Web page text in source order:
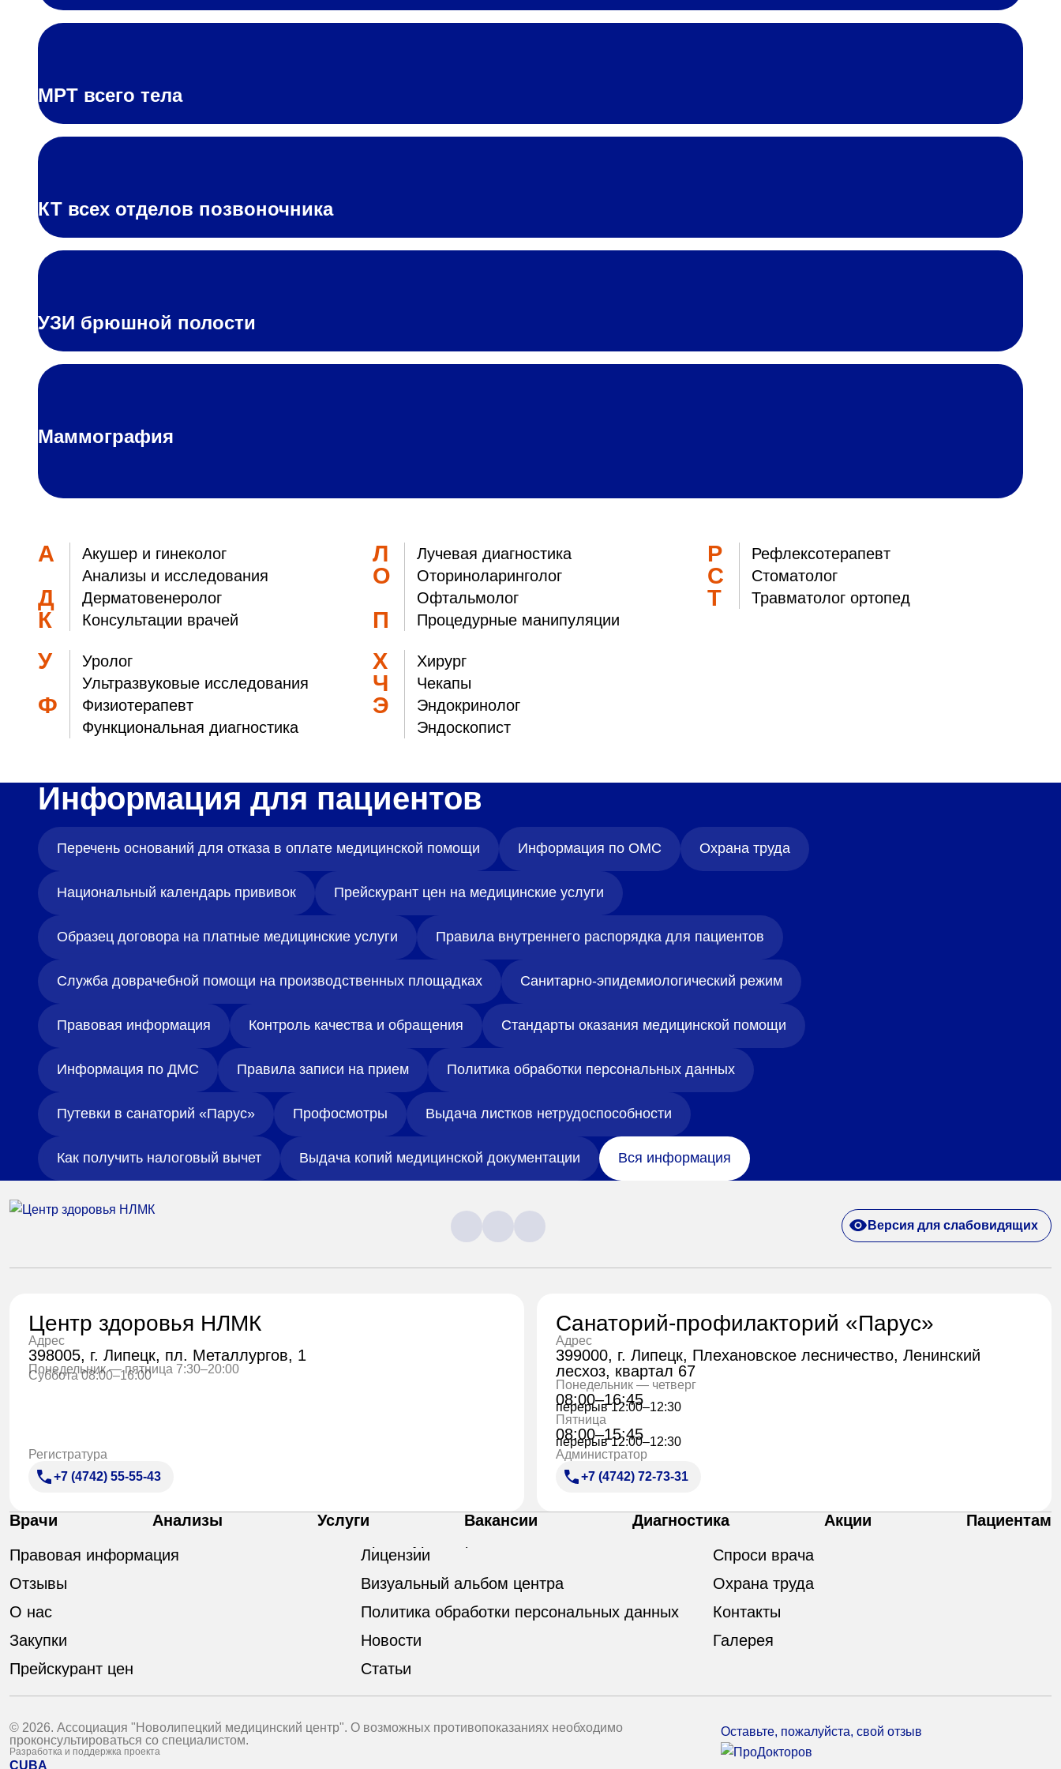
МРТ всего тела
КТ всех отделов позвоночника
УЗИ брюшной полости
Маммография
Маммография - рентгенологический метод диагностики считается одним из наиболее информативных и
А
Акушер и гинеколог
Анализы и исследования
Д Дерматовенеролог
К Консультации врачей
Л Лучевая диагностика
О
Оториноларинголог
Офтальмолог
П Процедурные манипуляции
Р Рефлексотерапевт
С Стоматолог
Т Травматолог ортопед
У
Уролог
Ультразвуковые исследования
Ф
Физиотерапевт
Функциональная диагностика
Х Хирург
Ч Чекапы
Э
Эндокринолог
Эндоскопист
Информация для пациентов
Перечень оснований для отказа в оплате медицинской помощи Информация по ОМС Охрана труда
Национальный календарь прививок Прейскурант цен на медицинские услуги
Образец договора на платные медицинские услуги Правила внутреннего распорядка для пациентов
Служба доврачебной помощи на производственных площадках Санитарно-эпидемиологический режим
Правовая информация Контроль качества и обращения Стандарты оказания медицинской помощи
Информация по ДМС Правила записи на прием Политика обработки персональных данных
Путевки в санаторий «Парус» Профосмотры Выдача листков нетрудоспособности
Как получить налоговый вычет Выдача копий медицинской документации Вся информация
Версия для слабовидящих
Центр здоровья НЛМК
Адрес
398005, г. Липецк, пл. Металлургов, 1
Понедельник — пятница 7:30–20:00
Суббота 08:00–16:00
Регистратура
+7 (4742) 55-55-43
Санаторий-профилакторий «Парус»
Адрес
399000, г. Липецк, Плехановское лесничество, Ленинский
лесхоз, квартал 67
Понедельник — четверг
08:00–16:45
перерыв 12:00–12:30
Пятница
08:00–15:45
перерыв 12:00–12:30
Администратор
+7 (4742) 72-73-31
Врачи Анализы Услуги Вакансии Диагностика Акции
Пациентам
Правовая информация
Отзывы
О нас
Закупки
Прейскурант цен
Лицензии
Визуальный альбом центра
Политика обработки персональных данных
Новости
Статьи
Спроси врача
Охрана труда
Контакты
Галерея
© 2026. Ассоциация "Новолипецкий медицинский центр". О возможных противопоказаниях необходимо
проконсультироваться со специалистом.
Разработка и поддержка проекта
CUBA
Оставьте, пожалуйста, свой отзыв